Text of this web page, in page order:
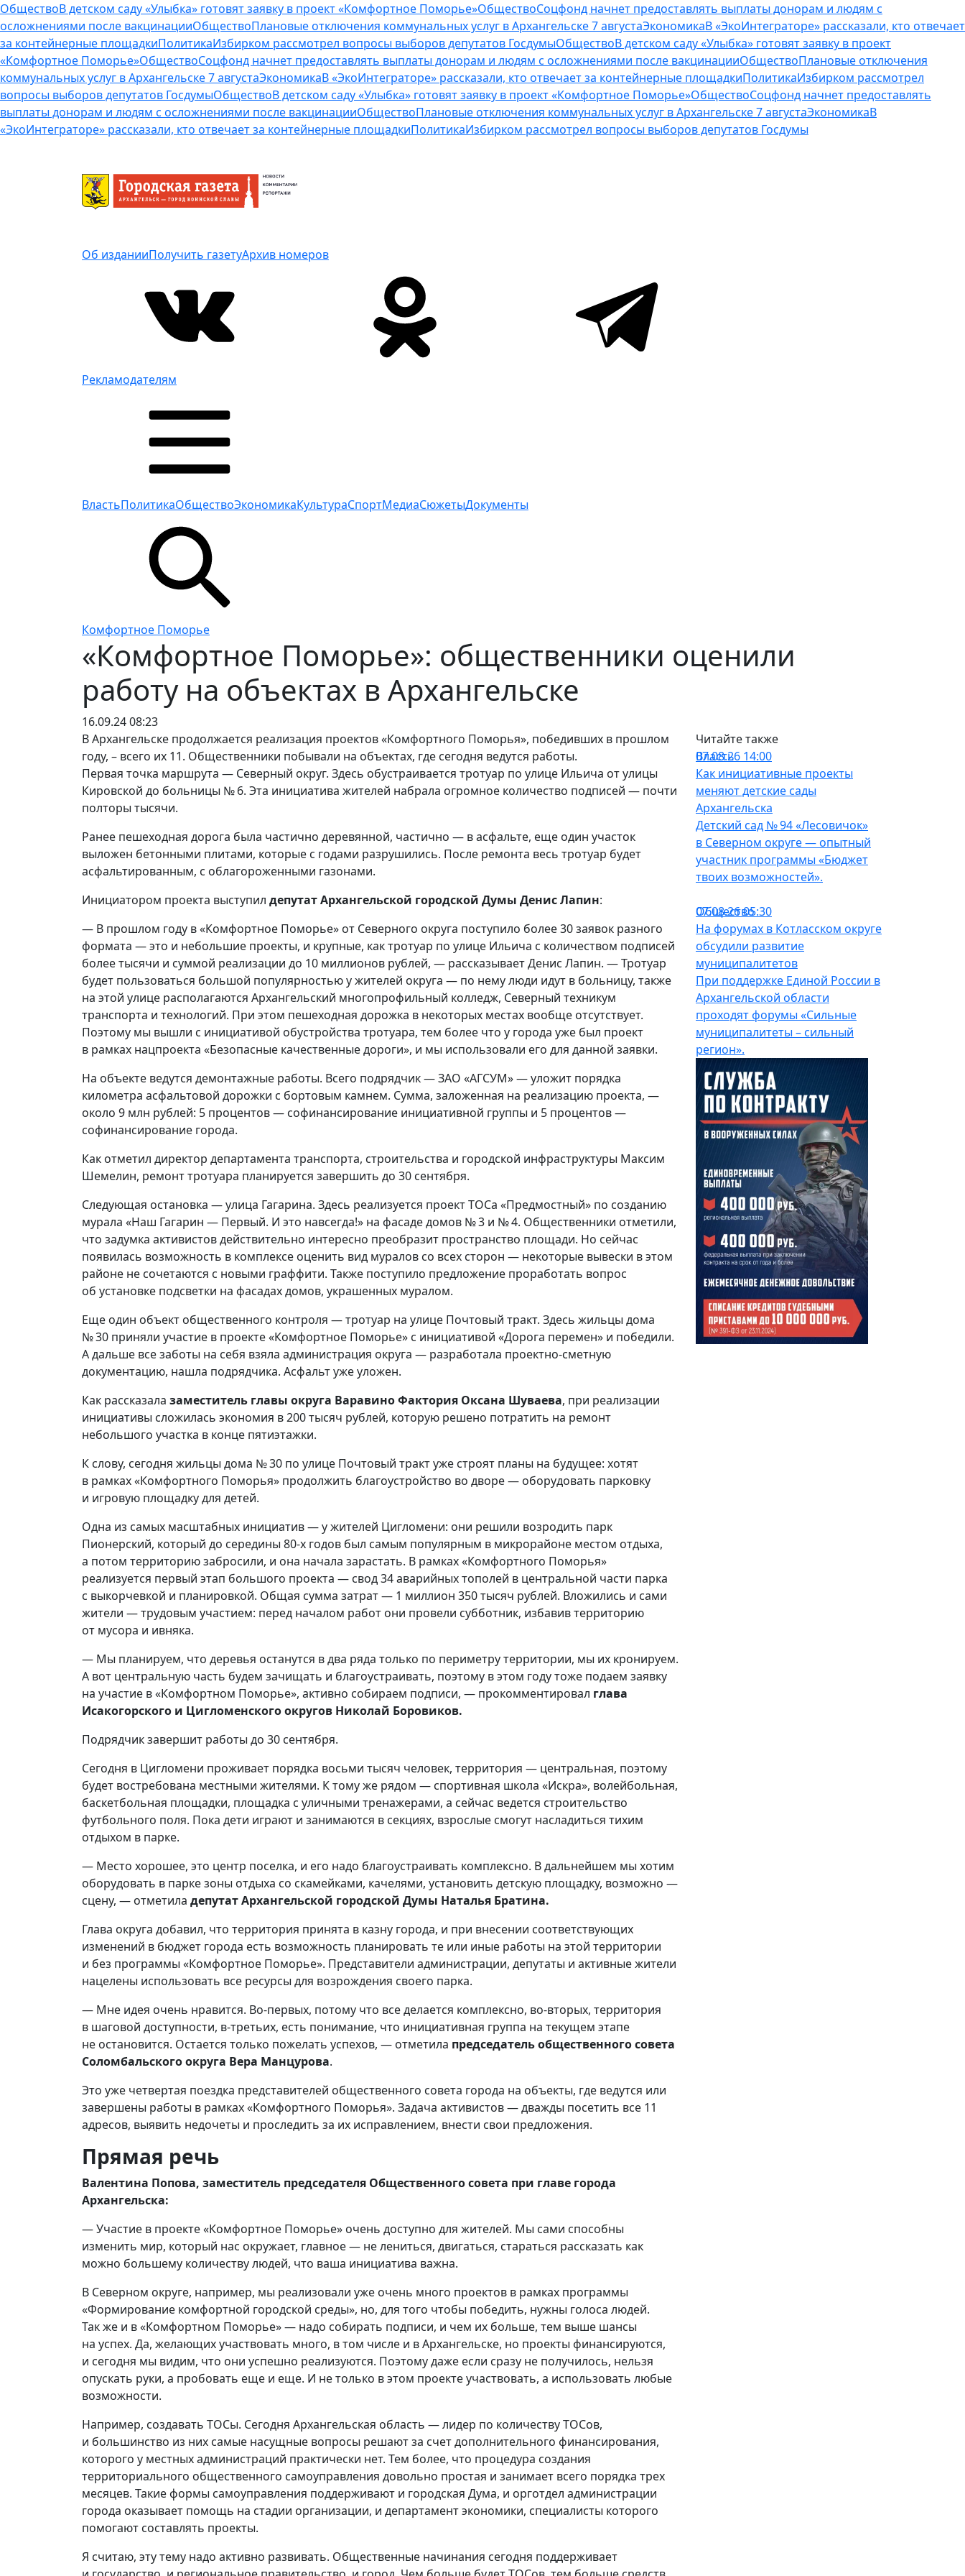
ОбществоВ детском саду «Улыбка» готовят заявку в проект «Комфортное Поморье»ОбществоСоцфонд начнет предоставлять выплаты донорам и людям с
осложнениями после вакцинацииОбществоПлановые отключения коммунальных услуг в Архангельске 7 августаЭкономикаВ «ЭкоИнтеграторе» рассказали, кто отвечает
за контейнерные площадкиПолитикаИзбирком рассмотрел вопросы выборов депутатов ГосдумыОбществоВ детском саду «Улыбка» готовят заявку в проект
«Комфортное Поморье»ОбществоСоцфонд начнет предоставлять выплаты донорам и людям с осложнениями после вакцинацииОбществоПлановые отключения
коммунальных услуг в Архангельске 7 августаЭкономикаВ «ЭкоИнтеграторе» рассказали, кто отвечает за контейнерные площадкиПолитикаИзбирком рассмотрел
вопросы выборов депутатов ГосдумыОбществоВ детском саду «Улыбка» готовят заявку в проект «Комфортное Поморье»ОбществоСоцфонд начнет предоставлять
выплаты донорам и людям с осложнениями после вакцинацииОбществоПлановые отключения коммунальных услуг в Архангельске 7 августаЭкономикаВ
«ЭкоИнтеграторе» рассказали, кто отвечает за контейнерные площадкиПолитикаИзбирком рассмотрел вопросы выборов депутатов Госдумы
Об изданииПолучить газетуАрхив номеров
Рекламодателям
ВластьПолитикаОбществоЭкономикаКультураСпортМедиаСюжетыДокументы
Комфортное Поморье
«Комфортное Поморье»: о бщественники оценили
работу на объектах в Архангельске
16.09.24 08:23
В Архангельске продолжается реализация проектов «Комфортного Поморья», победивших в прошлом
году, – всего их 11. Общественники побывали на объектах, где сегодня ведутся работы.
Первая точка маршрута — Северный округ. Здесь обустраивается тротуар по улице Ильича от улицы
Кировской до больницы № 6. Эта инициатива жителей набрала огромное количество подписей — почти
полторы тысячи.
Ранее пешеходная дорога была частично деревянной, частично — в асфальте, еще один участок
выложен бетонными плитами, которые с годами разрушились. После ремонта весь тротуар будет
асфальтированным, с облагороженными газонами.
Инициатором проекта выступил депутат Архангельской городской Думы Денис Лапин:
— В прошлом году в «Комфортное Поморье» от Северного округа поступило более 30 заявок разного
формата — это и небольшие проекты, и крупные, как тротуар по улице Ильича с количеством подписей
более тысячи и суммой реализации до 10 миллионов рублей, — рассказывает Денис Лапин. — Тротуар
будет пользоваться большой популярностью у жителей округа — по нему люди идут в больницу, также
на этой улице располагаются Архангельский многопрофильный колледж, Северный техникум
транспорта и технологий. При этом пешеходная дорожка в некоторых местах вообще отсутствует.
Поэтому мы вышли с инициативой обустройства тротуара, тем более что у города уже был проект
в рамках нацпроекта «Безопасные качественные дороги», и мы использовали его для данной заявки.
На объекте ведутся демонтажные работы. Всего подрядчик — ЗАО «АГСУМ» — уложит порядка
километра асфальтовой дорожки с бортовым камнем. Сумма, заложенная на реализацию проекта, —
около 9 млн рублей: 5 процентов — софинансирование инициативной группы и 5 процентов —
софинансирование города.
Как отметил директор департамента транспорта, строительства и городской инфраструктуры Максим
Шемелин, ремонт тротуара планируется завершить до 30 сентября.
Следующая остановка — улица Гагарина. Здесь реализуется проект ТОСа «Предмостный» по созданию
мурала «Наш Гагарин — Первый. И это навсегда!» на фасаде домов № 3 и № 4. Общественники отметили,
что задумка активистов действительно интересно преобразит пространство площади. Но сейчас
появилась возможность в комплексе оценить вид муралов со всех сторон — некоторые вывески в этом
районе не сочетаются с новыми граффити. Также поступило предложение проработать вопрос
об установке подсветки на фасадах домов, украшенных муралом.
Еще один объект общественного контроля — тротуар на улице Почтовый тракт. Здесь жильцы дома
№ 30 приняли участие в проекте «Комфортное Поморье» с инициативой «Дорога перемен» и победили.
А дальше все заботы на себя взяла администрация округа — разработала проектно-сметную
документацию, нашла подрядчика. Асфальт уже уложен.
Как рассказала заместитель главы округа Варавино Фактория Оксана Шуваева, при реализации
инициативы сложилась экономия в 200 тысяч рублей, которую решено потратить на ремонт
небольшого участка в конце пятиэтажки.
К слову, сегодня жильцы дома № 30 по улице Почтовый тракт уже строят планы на будущее: хотят
в рамках «Комфортного Поморья» продолжить благоустройство во дворе — оборудовать парковку
и игровую площадку для детей.
Одна из самых масштабных инициатив — у жителей Цигломени: они решили возродить парк
Пионерский, который до середины 80-х годов был самым популярным в микрорайоне местом отдыха,
а потом территорию забросили, и она начала зарастать. В рамках «Комфортного Поморья»
реализуется первый этап большого проекта — свод 34 аварийных тополей в центральной части парка
с выкорчевкой и планировкой. Общая сумма затрат — 1 миллион 350 тысяч рублей. Вложились и сами
жители — трудовым участием: перед началом работ они провели субботник, избавив территорию
от мусора и ивняка.
— Мы планируем, что деревья останутся в два ряда только по периметру территории, мы их кронируем.
А вот центральную часть будем зачищать и благоустраивать, поэтому в этом году тоже подаем заявку
на участие в «Комфортном Поморье», активно собираем подписи, — прокомментировал глава
Исакогорского и Цигломенского округов Николай Боровиков.
Подрядчик завершит работы до 30 сентября.
Сегодня в Цигломени проживает порядка восьми тысяч человек, территория — центральная, поэтому
будет востребована местными жителями. К тому же рядом — спортивная школа «Искра», волейбольная,
баскетбольная площадки, площадка с уличными тренажерами, а сейчас ведется строительство
футбольного поля. Пока дети играют и занимаются в секциях, взрослые смогут насладиться тихим
отдыхом в парке.
— Место хорошее, это центр поселка, и его надо благоустраивать комплексно. В дальнейшем мы хотим
оборудовать в парке зоны отдыха со скамейками, качелями, установить детскую площадку, возможно —
сцену, — отметила депутат Архангельской городской Думы Наталья Братина.
Глава округа добавил, что территория принята в казну города, и при внесении соответствующих
изменений в бюджет города есть возможность планировать те или иные работы на этой территории
и без программы «Комфортное Поморье». Представители администрации, депутаты и активные жители
нацелены использовать все ресурсы для возрождения своего парка.
— Мне идея очень нравится. Во-первых, потому что все делается комплексно, во-вторых, территория
в шаговой доступности, в-третьих, есть понимание, что инициативная группа на текущем этапе
не остановится. Остается только пожелать успехов, — отметила председатель общественного совета
Соломбальского округа Вера Манцурова.
Это уже четвертая поездка представителей общественного совета города на объекты, где ведутся или
завершены работы в рамках «Комфортного Поморья». Задача активистов — дважды посетить все 11
адресов, выявить недочеты и проследить за их исправлением, внести свои предложения.
Прямая речь
Валентина Попова, заместитель председателя Общественного совета при главе города
Архангельска:
— Участие в проекте «Комфортное Поморье» очень доступно для жителей. Мы сами способны
изменить мир, который нас окружает, главное — не лениться, двигаться, стараться рассказать как
можно большему количеству людей, что ваша инициатива важна.
В Северном округе, например, мы реализовали уже очень много проектов в рамках программы
«Формирование комфортной городской среды», но, для того чтобы победить, нужны голоса людей.
Так же и в «Комфортном Поморье» — надо собирать подписи, и чем их больше, тем выше шансы
на успех. Да, желающих участвовать много, в том числе и в Архангельске, но проекты финансируются,
и сегодня мы видим, что они успешно реализуются. Поэтому даже если сразу не получилось, нельзя
опускать руки, а пробовать еще и еще. И не только в этом проекте участвовать, а использовать любые
возможности.
Например, создавать ТОСы. Сегодня Архангельская область — лидер по количеству ТОСов,
и большинство из них самые насущные вопросы решают за счет дополнительного финансирования,
которого у местных администраций практически нет. Тем более, что процедура создания
территориального общественного самоуправления довольно простая и занимает всего порядка трех
месяцев. Такие формы самоуправления поддерживают и городская Дума, и орготдел администрации
города оказывает помощь на стадии организации, и департамент экономики, специалисты которого
помогают составлять проекты.
Я считаю, эту тему надо активно развивать. Общественные начинания сегодня поддерживает
Читайте также
Власть
07.08.26 14:00
Как инициативные проекты
меняют детские сады
Архангельска
Детский сад № 94 «Лесовичок»
в Северном округе — опытный
участник программы «Бюджет
твоих возможностей».
Общество
07.08.26 05:30
На форумах в Котласском округе
обсудили развитие
муниципалитетов
При поддержке Единой России в
Архангельской области
проходят форумы «Сильные
муниципалитеты – сильный
регион».